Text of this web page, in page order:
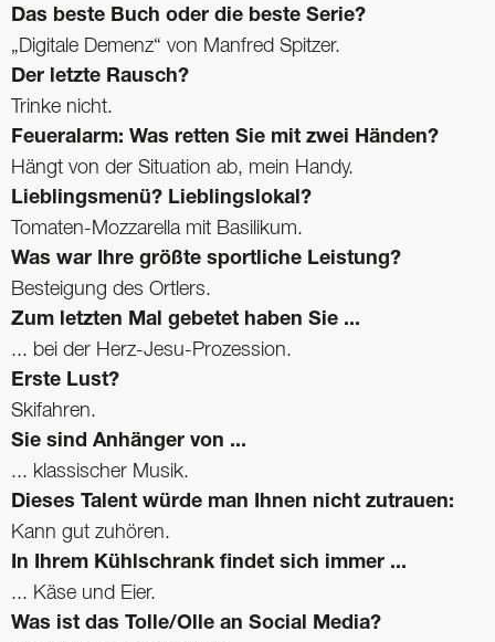
Das beste Buch oder die beste Serie?
„Digitale Demenz“ von ­Manfred Spitzer.
Der letzte Rausch?
Trinke nicht.
Feueralarm: Was retten Sie mit zwei Händen?
Hängt von der Situation ab, mein Handy.
Lieblingsmenü? Lieblingslokal?
Tomaten-Mozzarella mit Basilikum.
Was war Ihre größte sportliche Leistung?
Besteigung des Ortlers.
Zum letzten Mal gebetet haben Sie ...
... bei der Herz-Jesu-Prozession.
Erste Lust?
Skifahren.
Sie sind Anhänger von ...
... klassischer Musik.
Dieses Talent würde man Ihnen nicht zutrauen:
Kann gut zuhören.
In Ihrem Kühlschrank findet sich immer ...
... Käse und Eier.
Was ist das Tolle/Olle an Social Media?